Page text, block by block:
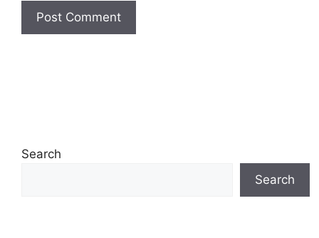
Search
Search